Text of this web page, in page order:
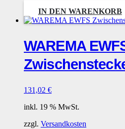
IN DEN WARENKORB
WAREMA
131,02 €
inkl. 19 % MwSt.
zzgl. Versandkosten